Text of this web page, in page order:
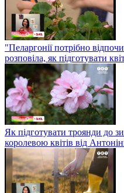
"Пеларгонії потрібно
розповіла, як підготувати
Як підготувати троянди до
королевою квітів від